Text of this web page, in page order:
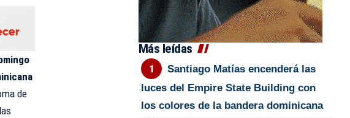
de
Más leídas
Santiago Matías encenderá las
luces del Empire State Building con
los colores de la bandera dominicana